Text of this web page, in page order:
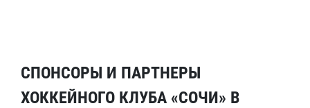
СПОНСОРЫ И ПАРТНЕРЫ
ХОККЕЙНОГО КЛУБА «СОЧИ» В